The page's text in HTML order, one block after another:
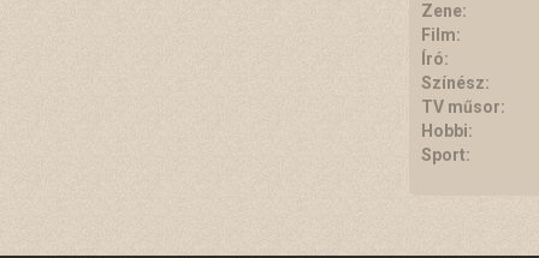
Zene:
Film:
Író:
Színész:
TV műsor:
Hobbi:
Sport: